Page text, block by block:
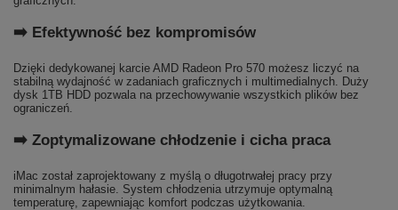
➡️ Efektywność bez kompromisów
Dzięki dedykowanej karcie AMD Radeon Pro 570 możesz liczyć na
stabilną wydajność w zadaniach graficznych i multimedialnych. Duży
dysk 1TB HDD pozwala na przechowywanie wszystkich plików bez
ograniczeń.
➡️ Zoptymalizowane chłodzenie i cicha praca
iMac został zaprojektowany z myślą o długotrwałej pracy przy
minimalnym hałasie. System chłodzenia utrzymuje optymalną
temperaturę, zapewniając komfort podczas użytkowania.